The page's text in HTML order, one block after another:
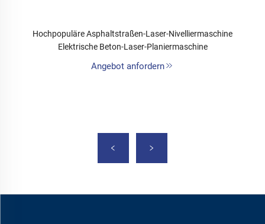
Hochpopuläre Asphaltstraßen-Laser-Nivelliermaschine
Elektrische Beton-Laser-Planiermaschine
Angebot anfordern